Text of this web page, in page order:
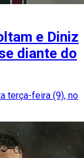
e Diniz
diante do
terça-feira (9), no